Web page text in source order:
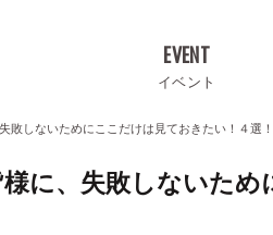
EVENT
イベント
敗しないためにここだけは見ておきたい！４選！
に、失敗しないため